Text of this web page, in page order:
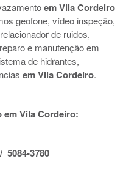
em Vila Cordeiro
geofone, vídeo inspeção,
de ruidos,
e manutenção em
de hidrantes,
em Vila Cordeiro.
em Vila Cordeiro:
5084-3780